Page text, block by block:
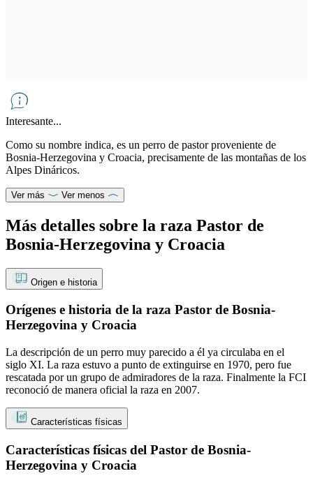
Interesante...
Como su nombre indica, es un perro de pastor proveniente de
Bosnia-Herzegovina y Croacia, precisamente de las montañas de los
Alpes Dináricos.
Ver más Ver menos
Más detalles sobre la raza Pastor de
Bosnia-Herzegovina y Croacia
Origen e historia
Orígenes e historia de la raza Pastor de Bosnia-
Herzegovina y Croacia
La descripción de un perro muy parecido a él ya circulaba en el
siglo XI. La raza estuvo a punto de extinguirse en 1970, pero fue
rescatada por un grupo de admiradores de la raza. Finalmente la FCI
reconoció de manera oficial la raza en 2007.
Características físicas
Características físicas del Pastor de Bosnia-
Herzegovina y Croacia